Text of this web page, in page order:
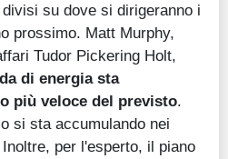
su dove si dirigeranno i
prossimo. Matt Murphy,
Tudor Pickering Holt,
di energia sta
più veloce del previsto.
si sta accumulando nei
per l'esperto, il piano